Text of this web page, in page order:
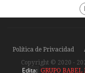
Política de Privacidad
Copyright © 2020 -
Edita: GRUPO